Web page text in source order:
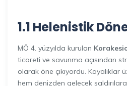
1.1 Helenistik
MÖ 4. yüzyılda kurulan
ticareti ve savunma açısından
olarak öne çıkıyordu. Kayalıklar
hem denizden gelecek